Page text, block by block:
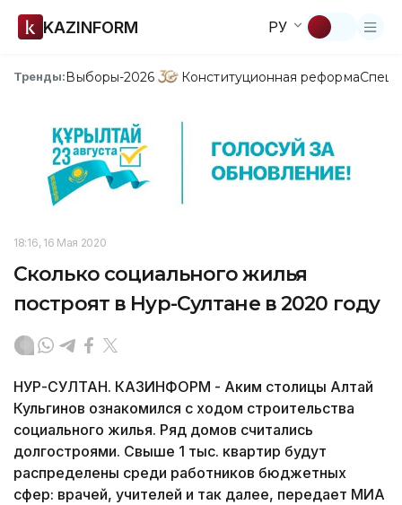
KAZINFORM РУ
Тренды:Выборы-2026 Конституционная реформа
18:16, 16 Мая 2020
Сколько социального жилья
построят в Нур-Султане в 2020 году
НУР-СУЛТАН. КАЗИНФОРМ - Аким столицы Алтай
Кульгинов ознакомился с ходом строительства
социального жилья. Ряд домов считались
долгостроями. Свыше 1 тыс. квартир будут
распределены среди работников бюджетных
сфер: врачей, учителей и так далее, передает МИА